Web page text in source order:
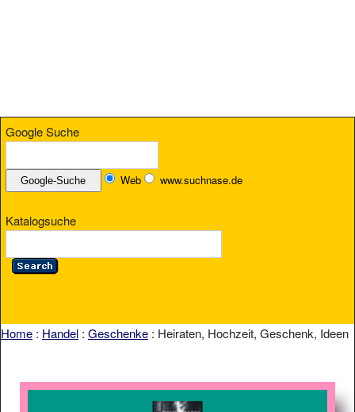
Google Suche
Web www.suchnase.de
Katalogsuche
Home : Handel : Geschenke : Heiraten, Hochzeit, Geschenk, Ideen